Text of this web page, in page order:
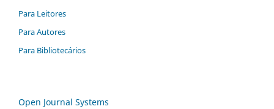
Para Leitores
Para Autores
Para Bibliotecários
Open Journal Systems